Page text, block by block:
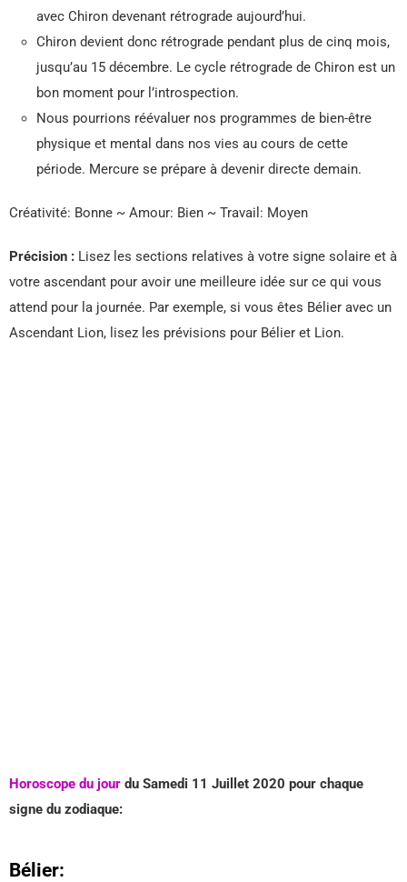
avec Chiron devenant rétrograde aujourd’hui.
Chiron devient donc rétrograde pendant plus de cinq mois,
jusqu’au 15 décembre. Le cycle rétrograde de Chiron est un
bon moment pour l’introspection.
Nous pourrions réévaluer nos programmes de bien-être
physique et mental dans nos vies au cours de cette
période. Mercure se prépare à devenir directe demain.
Créativité: Bonne ~ Amour: Bien ~ Travail: Moyen
Précision : Lisez les sections relatives à votre signe solaire et à
votre ascendant pour avoir une meilleure idée sur ce qui vous
attend pour la journée. Par exemple, si vous êtes Bélier avec un
Ascendant Lion, lisez les prévisions pour Bélier et Lion.
Horoscope du jour du Samedi 11 Juillet 2020 pour chaque
signe du zodiaque:
Bélier: